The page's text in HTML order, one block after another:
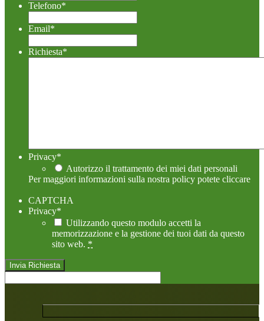
Telefono*
Email*
Richiesta*
Privacy*
Autorizzo il trattamento dei miei dati personali
Per maggiori informazioni sulla nostra policy potete cliccare
CAPTCHA
Privacy*
Utilizzando questo modulo accetti la
memorizzazione e la gestione dei tuoi dati da questo
sito web. *